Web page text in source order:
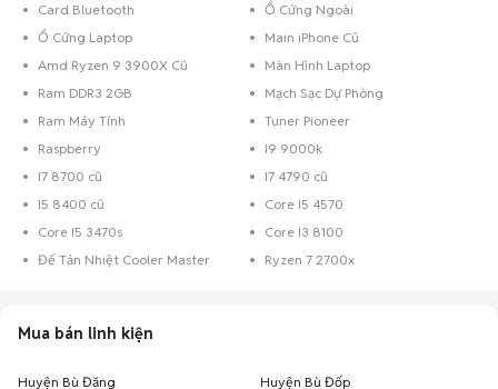
Card Bluetooth
Ổ Cứng Ngoài
Ổ Cứng Laptop
Main iPhone Cũ
Amd Ryzen 9 3900X Cũ
Màn Hình Laptop
Ram DDR3 2GB
Mạch Sạc Dự Phòng
Ram Máy Tính
Tuner Pioneer
Raspberry
I9 9000k
I7 8700 cũ
I7 4790 cũ
I5 8400 cũ
Core I5 4570
Core I5 3470s
Core I3 8100
Đế Tản Nhiệt Cooler Master
Ryzen 7 2700x
Mua bán linh kiện
Huyện Bù Đăng Huyện Bù Đốp